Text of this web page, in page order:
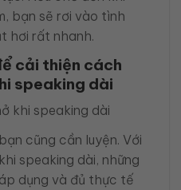
bạn sẽ rơi vào tình
hơi rất nhanh.
cải thiện cách
speaking dài
cũng cần luyện. Với
speaking dài, những
dụng và đủ thực tế